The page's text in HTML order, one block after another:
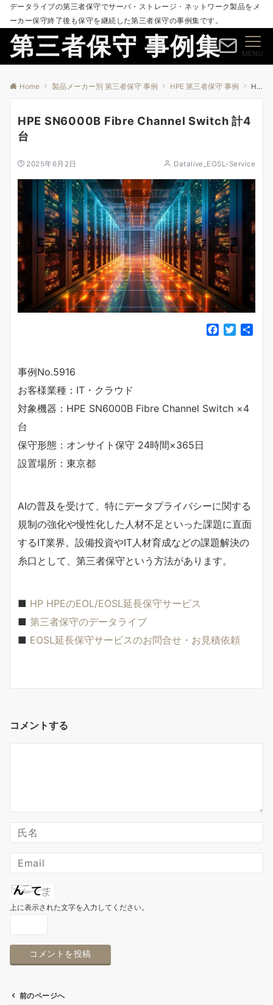
データライブの第三者保守でサーバ・ストレージ・ネットワーク製品をメ
ーカー保守終了後も保守を継続した第三者保守の事例集です。
第三者保守 事例集 MENU
Home 製品メーカー別 第三者保守 事例 HPE 第三者保守 事例 HPE SN6000B Fibre Channel Switch 計4台
HPE SN6000B Fibre Channel Switch 計4
台
2025年6月2日 Datalive_EOSL-Service
o
k
事例No.5916
お客様業種：IT・クラウド
対象機器：HPE SN6000B Fibre Channel Switch ×4
台
保守形態：オンサイト保守 24時間×365日
設置場所：東京都
AIの普及を受けて、特にデータプライバシーに関する
規制の強化や慢性化した人材不足といった課題に直面
するIT業界。設備投資やIT人材育成などの課題解決の
糸口として、第三者保守という方法があります。
■ HP HPEのEOL/EOSL延長保守サービス
■ 第三者保守のデータライブ
■ EOSL延長保守サービスのお問合せ・お見積依頼
コメントする
上に表示された文字を入力してください。
前のページへ